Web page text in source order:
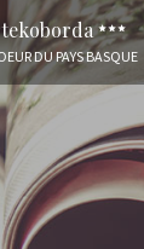
DU PAYS BASQUE